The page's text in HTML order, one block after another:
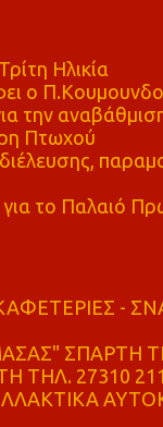
Ηλικία
ο
την
Πτωχού
το Παλαιό
ΚΑΦΕΤΕΡΙΕΣ -
ΣΠΑΡΤΗ
27310